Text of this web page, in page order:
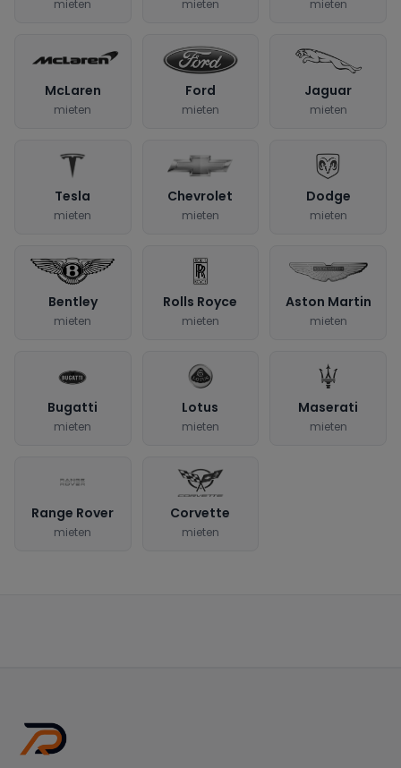
mieten mieten mieten
McLaren
mieten
Ford
mieten
Jaguar
mieten
Tesla
mieten
Chevrolet
mieten
Dodge
mieten
Bentley
mieten
Rolls Royce
mieten
Aston Martin
mieten
Bugatti
mieten
Lotus
mieten
Maserati
mieten
Range Rover
mieten
Corvette
mieten